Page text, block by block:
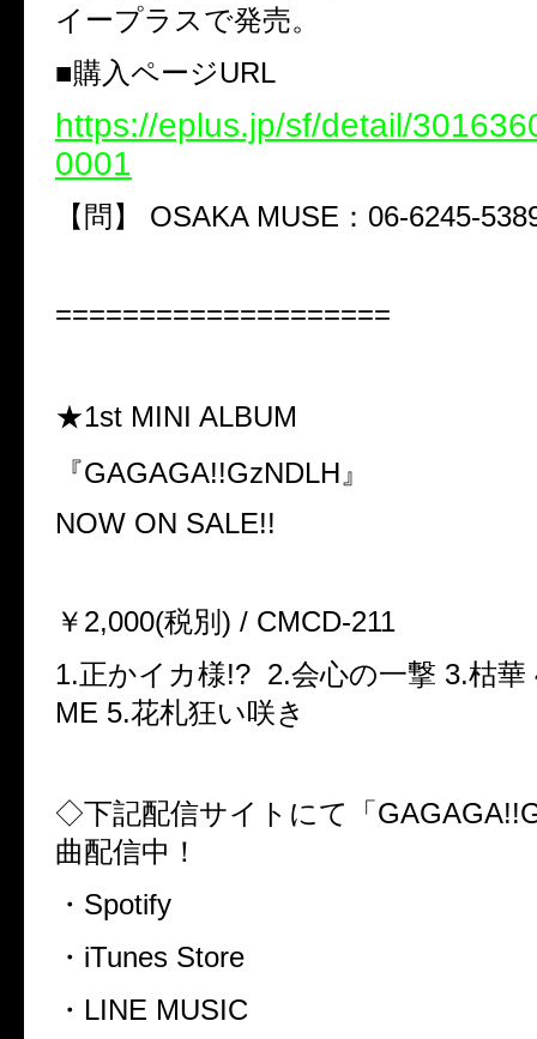
イープラスで発売。
■購入ページURL
https://eplus.jp/sf/detail/
0001
【問】 OSAKA MUSE：06-6245-
====================
★1st MINI ALBUM
『GAGAGA!!GzNDLH』
NOW ON SALE!!
￥2,000(税別) / CMCD-211
1.正かイカ様!? 2.会心の一撃 3.枯華
ME 5.花札狂い咲き
◇下記配信サイトにて「
曲配信中！
・Spotify
・iTunes Store
・LINE MUSIC